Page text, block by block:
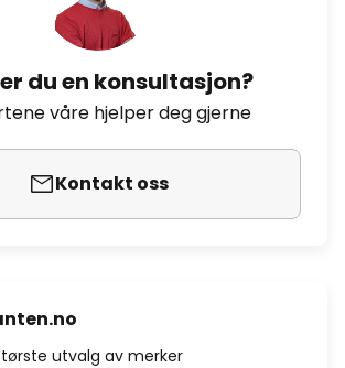
du en konsultasjon?
våre hjelper deg gjerne
Kontakt oss
utvalg av merker